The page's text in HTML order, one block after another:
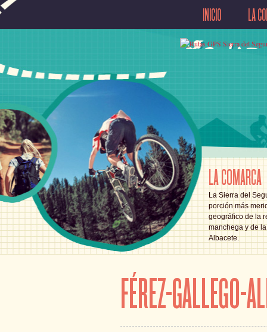
INICIO LA
LA COMARCA
La Sierra del
porción más
geográfico de la
manchega y de
Albacete.
FÉREZ-GALLEGO-